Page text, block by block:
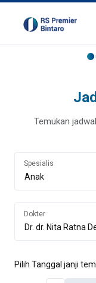
Temukan
Spesialis
Dokter
Pilih Tanggal janji